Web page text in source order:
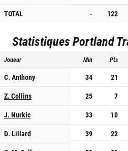
TOTAL
- 122
StatistiquesPortland
Joueur Min Pts
C. Anthony 34 21
Z. Collins
25 7
J. Nurkic
33 10
D. Lillard
39 22